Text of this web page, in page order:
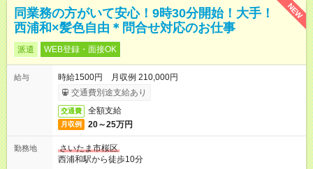
NEW
同業務の方がいて安心！9時30分開始！大手！
西浦和×髪色自由＊問合せ対応のお仕事
派遣 WEB登録・面接OK
給与
時給1500円 月収例 210,000円
交通費別途支給あり
交通費 全額支給
月収例 20～25万円
勤務地
さいたま市桜区
西浦和駅から徒歩10分